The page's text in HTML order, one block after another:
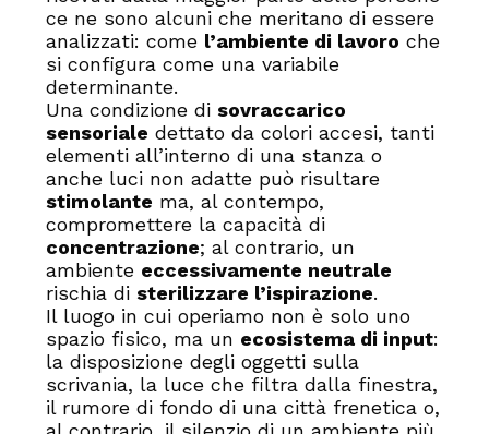
ce ne sono alcuni che meritano di essere
analizzati: come l’ambiente di lavoro che
si configura come una variabile
determinante.
Una condizione di sovraccarico
sensoriale dettato da colori accesi, tanti
elementi all’interno di una stanza o
anche luci non adatte può risultare
stimolante ma, al contempo,
compromettere la capacità di
concentrazione; al contrario, un
ambiente eccessivamente neutrale
rischia di sterilizzare l’ispirazione.
Il luogo in cui operiamo non è solo uno
spazio fisico, ma un ecosistema di input:
la disposizione degli oggetti sulla
scrivania, la luce che filtra dalla finestra,
il rumore di fondo di una città frenetica o,